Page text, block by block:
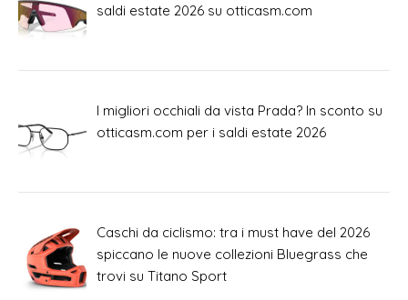
saldi estate 2026 su otticasm.com
I migliori occhiali da vista Prada? In sconto su
otticasm.com per i saldi estate 2026
Caschi da ciclismo: tra i must have del 2026
spiccano le nuove collezioni Bluegrass che
trovi su Titano Sport